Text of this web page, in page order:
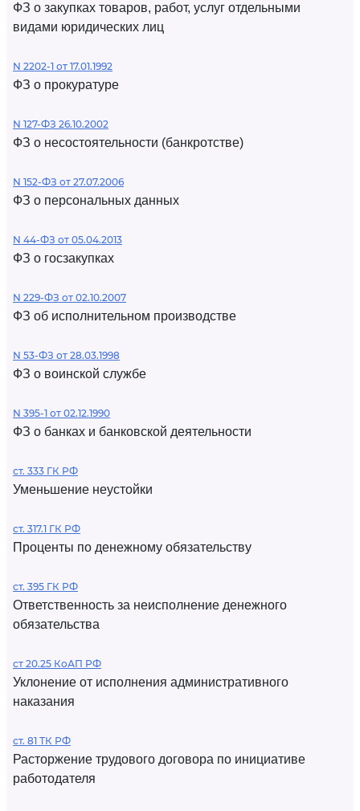
ФЗ о закупках товаров, работ, услуг отдельными
видами юридических лиц
N 2202-1 от 17.01.1992
ФЗ о прокуратуре
N 127-ФЗ 26.10.2002
ФЗ о несостоятельности (банкротстве)
N 152-ФЗ от 27.07.2006
ФЗ о персональных данных
N 44-ФЗ от 05.04.2013
ФЗ о госзакупках
N 229-ФЗ от 02.10.2007
ФЗ об исполнительном производстве
N 53-ФЗ от 28.03.1998
ФЗ о воинской службе
N 395-1 от 02.12.1990
ФЗ о банках и банковской деятельности
ст. 333 ГК РФ
Уменьшение неустойки
ст. 317.1 ГК РФ
Проценты по денежному обязательству
ст. 395 ГК РФ
Ответственность за неисполнение денежного
обязательства
ст 20.25 КоАП РФ
Уклонение от исполнения административного
наказания
ст. 81 ТК РФ
Расторжение трудового договора по инициативе
работодателя